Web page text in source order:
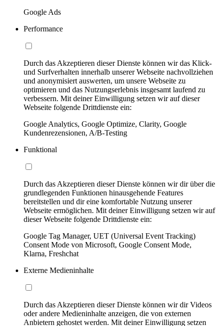
Google Ads
Performance
Durch das Akzeptieren dieser Dienste können wir das Klick-
und Surfverhalten innerhalb unserer Webseite nachvollziehen
und anonymisiert auswerten, um unsere Webseite zu
optimieren und das Nutzungserlebnis insgesamt laufend zu
verbessern. Mit deiner Einwilligung setzen wir auf dieser
Webseite folgende Drittdienste ein:
Google Analytics, Google Optimize, Clarity, Google
Kundenrezensionen, A/B-Testing
Funktional
Durch das Akzeptieren dieser Dienste können wir dir über die
grundlegenden Funktionen hinausgehende Features
bereitstellen und dir eine komfortable Nutzung unserer
Webseite ermöglichen. Mit deiner Einwilligung setzen wir auf
dieser Webseite folgende Drittdienste ein:
Google Tag Manager, UET (Universal Event Tracking)
Consent Mode von Microsoft, Google Consent Mode,
Klarna, Freshchat
Externe Medieninhalte
Durch das Akzeptieren dieser Dienste können wir dir Videos
oder andere Medieninhalte anzeigen, die von externen
Anbietern gehostet werden. Mit deiner Einwilligung setzen